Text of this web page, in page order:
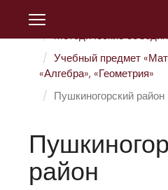
Главная
Методические
Учебный предмет
«Алгебра», «Геометрия»
Пушкиногорский район
район